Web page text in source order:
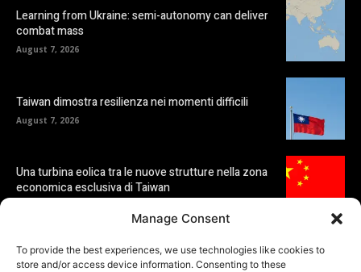
Manage Consent
To provide the best experiences, we use technologies like cookies to
store and/or access device information. Consenting to these